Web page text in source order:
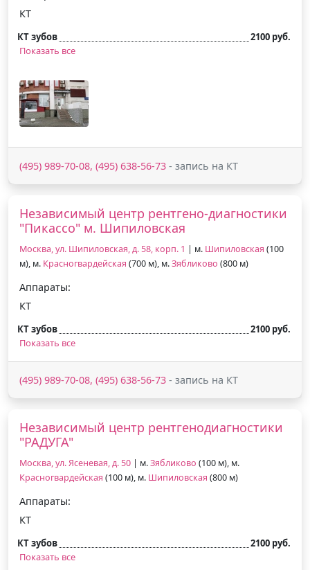
КТ
КТ зубов
2100 руб.
Показать все
(495) 989-70-08, (495) 638-56-73 - запись на КТ
Независимый центр рентгено-диагностики
"Пикассо" м. Шипиловская
Москва, ул. Шипиловская, д. 58, корп. 1 | м. Шипиловская (100
м), м. Красногвардейская (700 м), м.Зябликово (800 м)
Аппараты:
КТ
КТ зубов
2100 руб.
Показать все
(495) 989-70-08, (495) 638-56-73 - запись на КТ
Независимый центр рентгенодиагностики
"РАДУГА"
Москва, ул. Ясеневая, д. 50 | м.Зябликово (100 м), м.
Красногвардейская (100 м), м. Шипиловская (800 м)
Аппараты:
КТ
КТ зубов
2100 руб.
Показать все